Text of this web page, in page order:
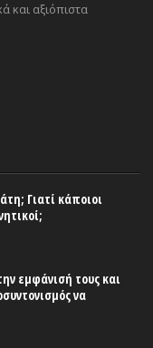
και αξιόπιστα
Γιατί κάποιοι
εμφάνισή τους και
να